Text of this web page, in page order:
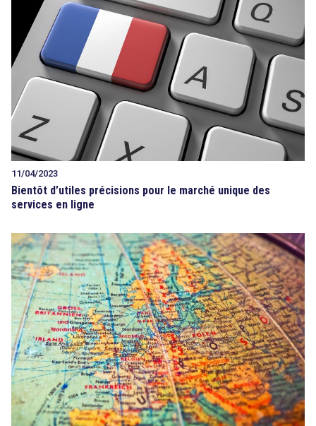
11/04/2023
Bientôt d’utiles précisions pour le marché unique des
services en ligne